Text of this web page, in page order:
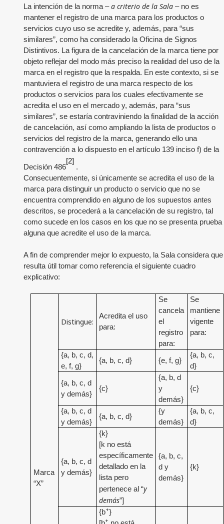
La intención de la norma –a criterio de la Sala – no es
mantener el registro de una marca para los productos o
servicios cuyo uso se acredite y, además, para “sus
similares”, como ha considerado la Oficina de Signos
Distintivos. La figura de la cancelación de la marca tiene por
objeto reflejar del modo más preciso la realidad del uso de la
marca en el registro que la respalda. En este contexto, si se
mantuviera el registro de una marca respecto de los
productos o servicios para los cuales efectivamente se
acredita el uso en el mercado y, además, para “sus
similares”, se estaría contraviniendo la finalidad de la acción
de cancelación, así como ampliando la lista de productos o
servicios del registro de la marca, generando ello una
contravención a lo dispuesto en el artículo 139 inciso f) de la
Decisión 486
[2]
.
Consecuentemente, si únicamente se acredita el uso de la
marca para distinguir un producto o servicio que no se
encuentra comprendido en alguno de los supuestos antes
descritos, se procederá a la cancelación de su registro, tal
como sucede en los casos en los que no se presenta prueba
alguna que acredite el uso de la marca.
A fin de comprender mejor lo expuesto, la Sala considera que
resulta útil tomar como referencia el siguiente cuadro
explicativo:
Marca
“X”
Distingue:
Acredita el uso
para:
Se
cancela
el
registro
para:
Se
mantiene
vigente
para:
{a, b, c, d,
e, f, g}
{a, b, c, d} {e, f, g}
{a, b, c,
d}
{a, b, c, d
y demás}
{c}
{a, b, d
y
demás}
{c}
{a, b, c, d
y demás}
{a, b, c, d}
{y
demás}
{a, b, c,
d}
{a, b, c, d
y demás}
{k}
[k no está
específicamente
detallado en la
lista pero
pertenece al “y
demás”]
{a, b, c,
d y
demás}
{k}
{b+}
+